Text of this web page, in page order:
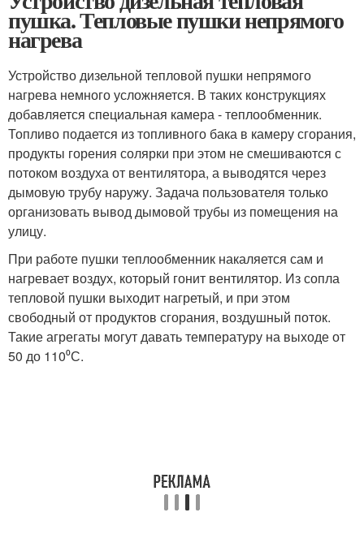
пушка. Тепловые пушки непрямого
нагрева
Устройство дизельной тепловой пушки непрямого
нагрева немного усложняется. В таких конструкциях
добавляется специальная камера - теплообменник.
Топливо подается из топливного бака в камеру сгорания,
продукты горения солярки при этом не смешиваются с
потоком воздуха от вентилятора, а выводятся через
дымовую трубу наружу. Задача пользователя только
организовать вывод дымовой трубы из помещения на
улицу.
При работе пушки теплообменник накаляется сам и
нагревает воздух, который гонит вентилятор. Из сопла
тепловой пушки выходит нагретый, и при этом
свободный от продуктов сгорания, воздушный поток.
Такие агрегаты могут давать температуру на выходе от
50 до 110⁰С.